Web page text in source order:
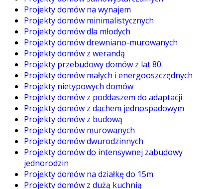
Projekty domów na wynajem
Projekty domów minimalistycznych
Projekty domów dla młodych
Projekty domów drewniano-murowanych
Projekty domów z werandą
Projekty przebudowy domów z lat 80.
Projekty domów małych i energooszczędnych
Projekty nietypowych domów
Projekty domów z poddaszem do adaptacji
Projekty domów z dachem jednospadowym
Projekty domów z budową
Projekty domów murowanych
Projekty domów dwurodzinnych
Projekty domów do intensywnej zabudowy
jednorodzin
Projekty domów na działkę do 15m
Projekty domów z dużą kuchnią